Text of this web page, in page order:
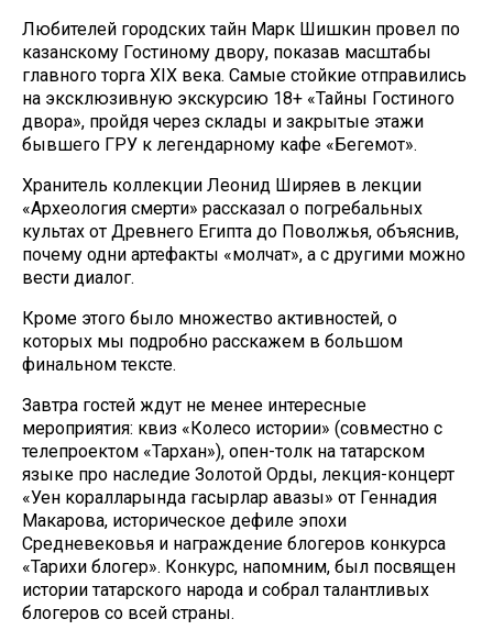
Любителей городских тайн Марк Шишкин провел по
казанскому Гостиному двору, показав масштабы
главного торга XIX века. Самые стойкие отправились
на эксклюзивную экскурсию 18+ «Тайны Гостиного
двора», пройдя через склады и закрытые этажи
бывшего ГРУ к легендарному кафе «Бегемот».
Хранитель коллекции Леонид Ширяев в лекции
«Археология смерти» рассказал о погребальных
культах от Древнего Египта до Поволжья, объяснив,
почему одни артефакты «молчат», а с другими можно
вести диалог.
Кроме этого было множество активностей, о
которых мы подробно расскажем в большом
финальном тексте.
Завтра гостей ждут не менее интересные
мероприятия: квиз «Колесо истории» (совместно с
телепроектом «Тархан»), опен-толк на татарском
языке про наследие Золотой Орды, лекция-концерт
«Уен коралларында гасырлар авазы» от Геннадия
Макарова, историческое дефиле эпохи
Средневековья и награждение блогеров конкурса
«Тарихи блогер». Конкурс, напомним, был посвящен
истории татарского народа и собрал талантливых
блогеров со всей страны.